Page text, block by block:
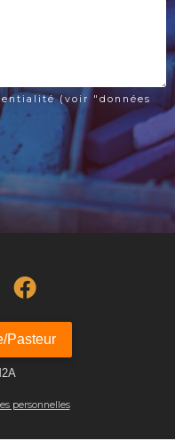
(voir "données
fa-instagram
Pasteur
personnelles